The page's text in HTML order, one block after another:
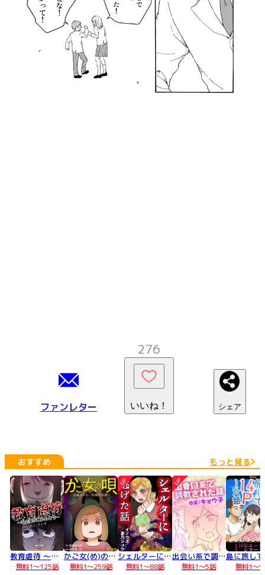
ファンレター
276
いいね！ シェア
おすすめ もっと見る
教育虐待 ～私の家が壊れるまで～
無料1～125話
かご女(め)の唄～祝福されない妊婦の哀歌～
無料1～259話
UP
シェルターに逃げた話
無料1～88話
UP
出会い系で調教された話
無料1～5話 無料1～9